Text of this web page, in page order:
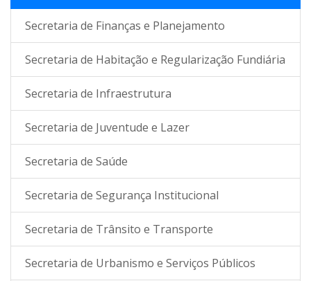
Secretaria de Finanças e Planejamento
Secretaria de Habitação e Regularização Fundiária
Secretaria de Infraestrutura
Secretaria de Juventude e Lazer
Secretaria de Saúde
Secretaria de Segurança Institucional
Secretaria de Trânsito e Transporte
Secretaria de Urbanismo e Serviços Públicos